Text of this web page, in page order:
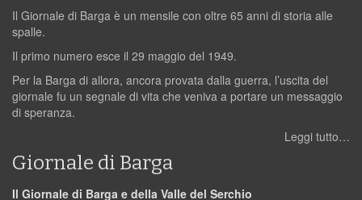
Il Giornale di Barga è un mensile con oltre 65 anni di storia alle
spalle.
Il primo numero esce il 29 maggio del 1949.
Per la Barga di allora, ancora provata dalla guerra, l’uscita del
giornale fu un segnale di vita che veniva a portare un messaggio
di speranza.
Leggi tutto…
Giornale di Barga
Il Giornale di Barga e della Valle del Serchio